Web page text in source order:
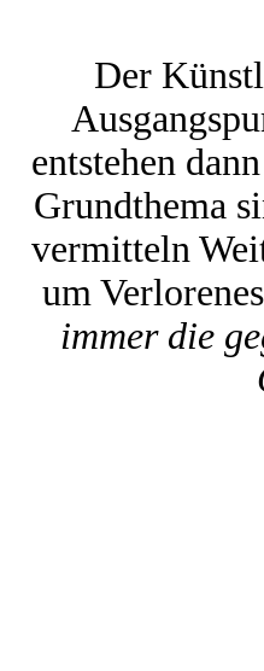
Der
entstehen
Grundthema
vermitteln
um
immer die